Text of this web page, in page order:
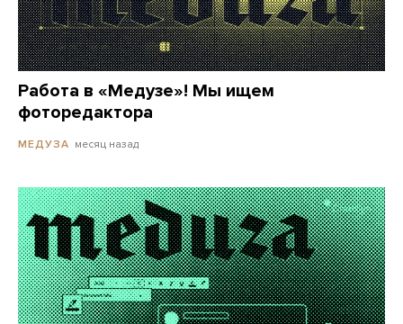
Работа в «Медузе»! Мы ищем
фоторедактора
МЕДУЗА месяц назад